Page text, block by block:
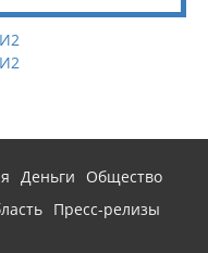
Деньги
Общество
Пресс-релизы